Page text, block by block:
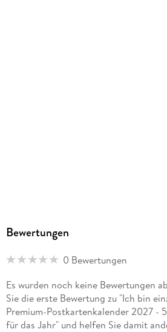
Bewertungen
0 Bewertungen
Es wurden noch keine Bewertungen
Sie die erste Bewertung zu "Ich bin
Premium-Postkartenkalender 2027 -
für das Jahr" und helfen Sie damit